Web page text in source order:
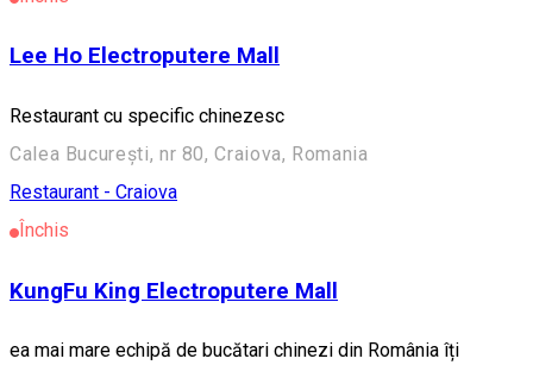
Lee Ho Electroputere Mall
Restaurant cu specific chinezesc
Calea București, nr 80, Craiova, Romania
Restaurant - Craiova
Închis
KungFu King Electroputere Mall
ea mai mare echipă de bucătari chinezi din România îți